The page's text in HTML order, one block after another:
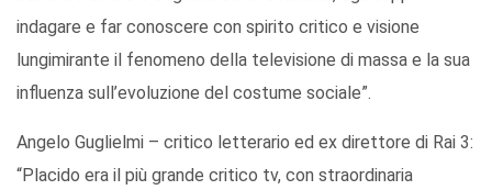
indagare e far conoscere con spirito critico e visione
lungimirante il fenomeno della televisione di massa e la sua
influenza sull’evoluzione del costume sociale”.
Angelo Guglielmi – critico letterario ed ex direttore di Rai 3:
“Placido era il più grande critico tv, con straordinaria